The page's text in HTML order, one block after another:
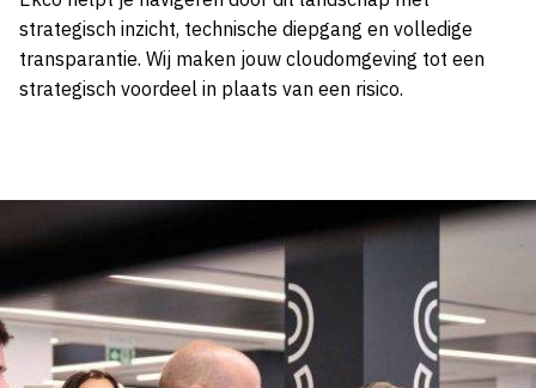
strategisch inzicht, technische diepgang en volledige
transparantie. Wij maken jouw cloudomgeving tot een
strategisch voordeel in plaats van een risico.